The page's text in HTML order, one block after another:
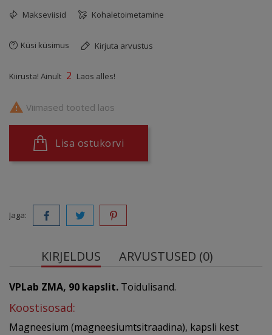
Makseviisid Kohaletoimetamine
Küsi küsimus Kirjuta arvustus
Kiirusta! Ainult 2 Laos alles!
 Viimased tooted laos
Lisa ostukorvi
Jaga:
KIRJELDUS ARVUSTUSED (0)
VPLab ZMA, 90 kapslit. Toidulisand.
Koostisosad:
Magneesium (magneesiumtsitraadina), kapsli kest